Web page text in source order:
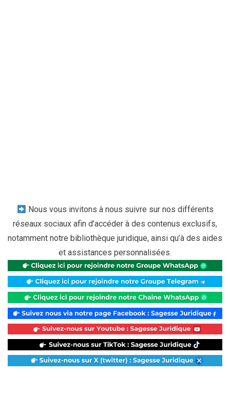
Nous vous invitons à nous suivre sur nos différents
réseaux sociaux afin d’accéder à des contenus exclusifs,
notamment notre bibliothèque juridique, ainsi qu’à des aides
et assistances personnalisées.